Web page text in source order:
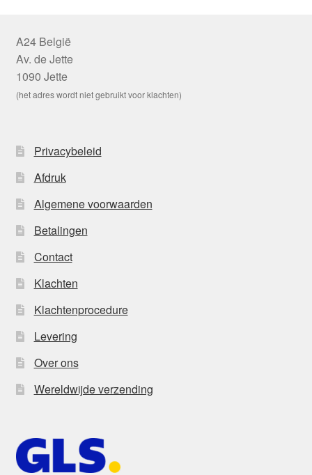
A24 België
Av. de Jette
1090 Jette
(het adres wordt niet gebruikt voor klachten)
Privacybeleid
Afdruk
Algemene voorwaarden
Betalingen
Contact
Klachten
Klachtenprocedure
Levering
Over ons
Wereldwijde verzending